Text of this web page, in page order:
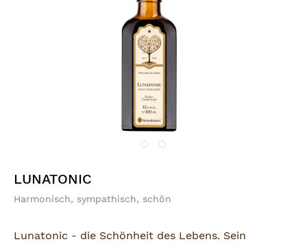
LUNATONIC
Harmonisch, sympathisch, schön
Lunatonic - die Schönheit des Lebens. Sein